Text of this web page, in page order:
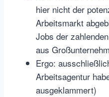
hier nicht der
Arbeitsmarkt
Jobs der
aus
Ergo:
Arbeitsagentur
ausgeklammert)